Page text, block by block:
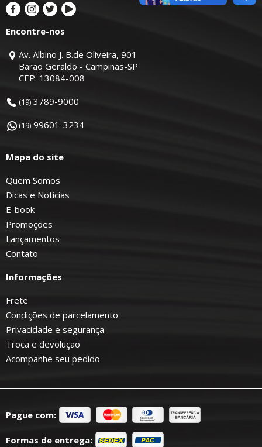
Encontre-nos
Av. Albino J. B.de Oliveira, 901
Barão Geraldo - Campinas-SP
CEP: 13084-008
(19) 3789-9000
(19) 99601-3234
Mapa do site
Quem Somos
Dicas e Notícias
E-book
Promoções
Lançamentos
Contato
Informações
Frete
Condições de parcelamento
Privacidade e segurança
Troca e devolução
Acompanhe seu pedido
Pague com:
Formas de entrega: